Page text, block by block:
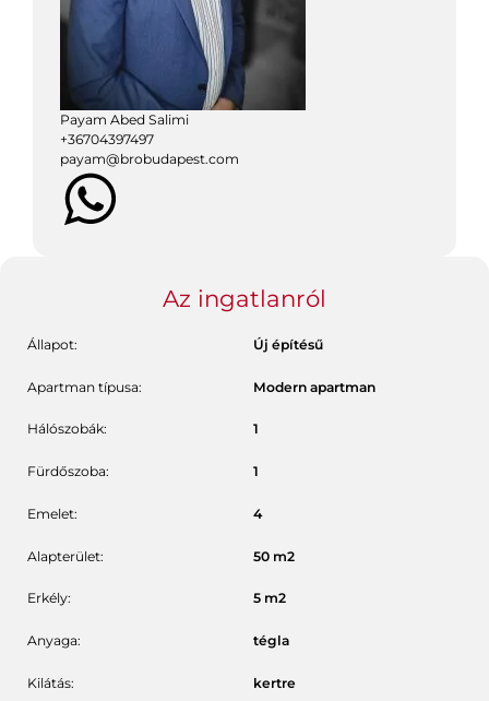
Payam Abed Salimi
+36704397497
payam@brobudapest.com
Az ingatlanról
Állapot: Új építésű
Apartman típusa: Modern apartman
Hálószobák: 1
Fürdőszoba: 1
Emelet: 4
Alapterület: 50 m2
Erkély: 5 m2
Anyaga: tégla
Kilátás: kertre